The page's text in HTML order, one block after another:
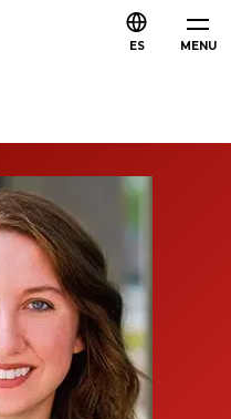
MENU
ES